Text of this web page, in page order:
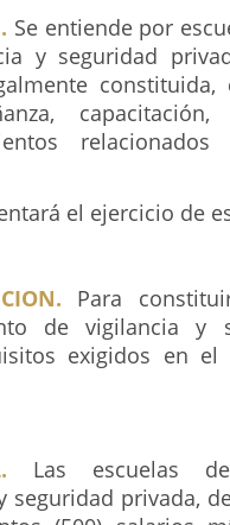
Se entiende por
y seguridad
el ejercicio de
Para
de vigilancia y
exigidos en
Las escuelas
seguridad privada,